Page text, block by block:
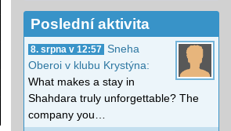
Poslední aktivita
8. srpna v 12:57
Sneha
Oberoi v klubu Krystýna:
What makes a stay in
Shahdara truly unforgettable? The
company you…